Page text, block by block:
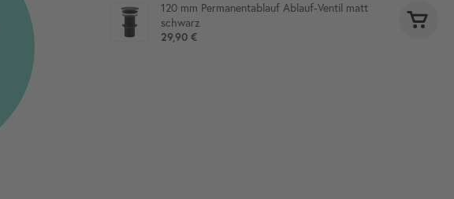
120 mm Permanentablauf Ablauf-Ventil matt
schwarz
29,90 €